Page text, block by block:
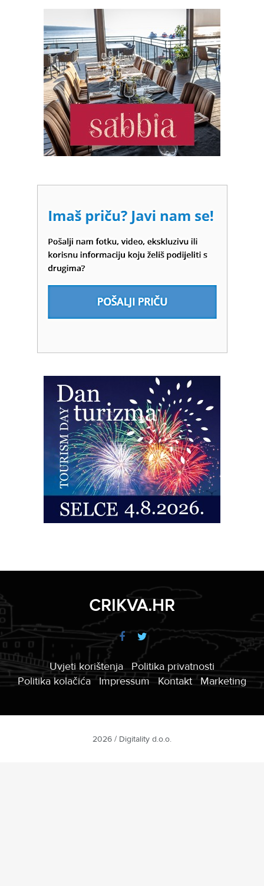
CRIKVA.HR
Uvjeti korištenja
Politika privatnosti
Politika kolačića
Impressum Kontakt Marketing
2026 / Digitality d.o.o.